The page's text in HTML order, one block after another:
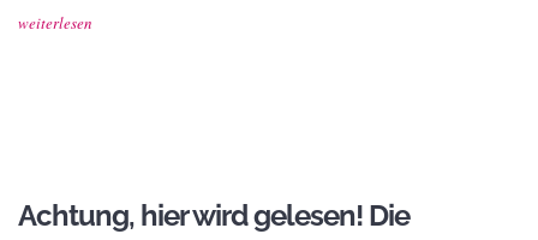
weiterlesen
Achtung, hier wird gelesen! Die